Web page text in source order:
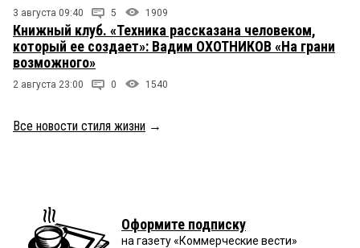
3 августа 09:40 5 1909
Книжный клуб. «Техника рассказана человеком,
который ее создает»: Вадим ОХОТНИКОВ «На грани
возможного»
2 августа 23:00 0 1540
Все новости стиля жизни →
Оформите подписку
на газету «Коммерческие вести»